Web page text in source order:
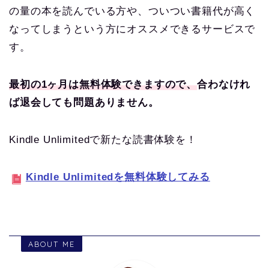
の量の本を読んでいる方や、ついつい書籍代が高く
なってしまうという方にオススメできるサービスで
す。
最初の1ヶ月は無料体験できますので、合わなけれ
ば退会しても問題ありません。
Kindle Unlimitedで新たな読書体験を！
Kindle Unlimitedを無料体験してみる
ABOUT ME